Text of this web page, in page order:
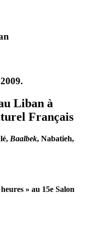
Liban à
Français
Baalbek, Nabatieh,
» au 15e Salon